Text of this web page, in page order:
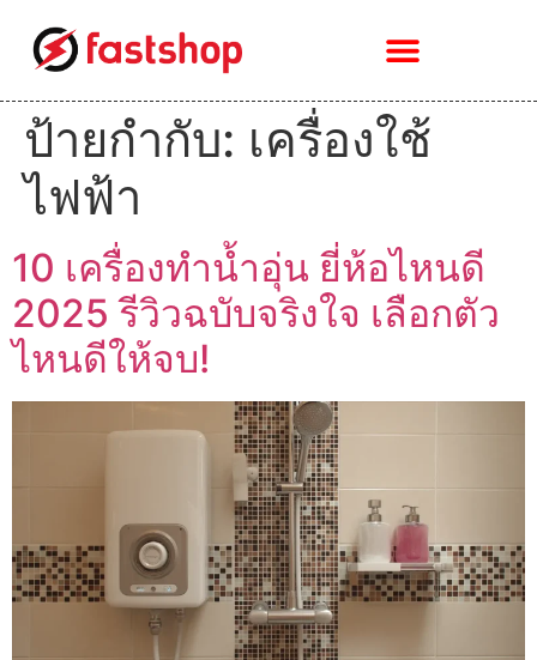
ป้ายกำกับ: เครื่องใช้
ไฟฟ้า
10 เครื่องทำน้ำอุ่น ยี่ห้อไหนดี
2025 รีวิวฉบับจริงใจ เลือกตัว
ไหนดีให้จบ!